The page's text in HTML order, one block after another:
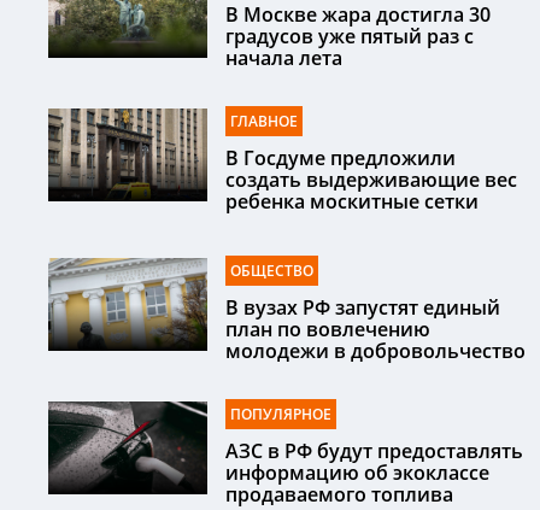
В Москве жара достигла 30
градусов уже пятый раз с
начала лета
ГЛАВНОЕ
В Госдуме предложили
создать выдерживающие вес
ребенка москитные сетки
ОБЩЕСТВО
В вузах РФ запустят единый
план по вовлечению
молодежи в добровольчество
ПОПУЛЯРНОЕ
АЗС в РФ будут предоставлять
информацию об экоклассе
продаваемого топлива